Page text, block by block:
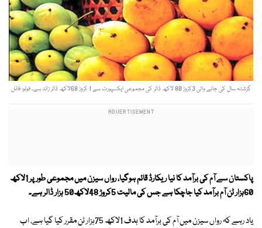
گزشتہ سال کی جانے والی 3کروڑ 80 لاکھ ڈالر کی مجموعی ایکسپورٹ سے 1 کروڑ 68لاکھ ڈالر زائد ہے۔ فوٹو: فائل
پاکستان سے آم کی برآمد کا نیا ریکارڈ قائم ہوگیا، رواں سیزن میں مجموعی طور پر 1لاکھ
60ہزار ٹن آم برآمد کیا جاچکا ہے جس کی مالیت 5کروڑ 48لاکھ50 ہزار ڈالر ہے۔
یاد رہے کہ رواں سیزن میں آم کی برآمد کا ہدف 1لاکھ 75ہزار ٹن مقرر کیا گیا ہے، اب